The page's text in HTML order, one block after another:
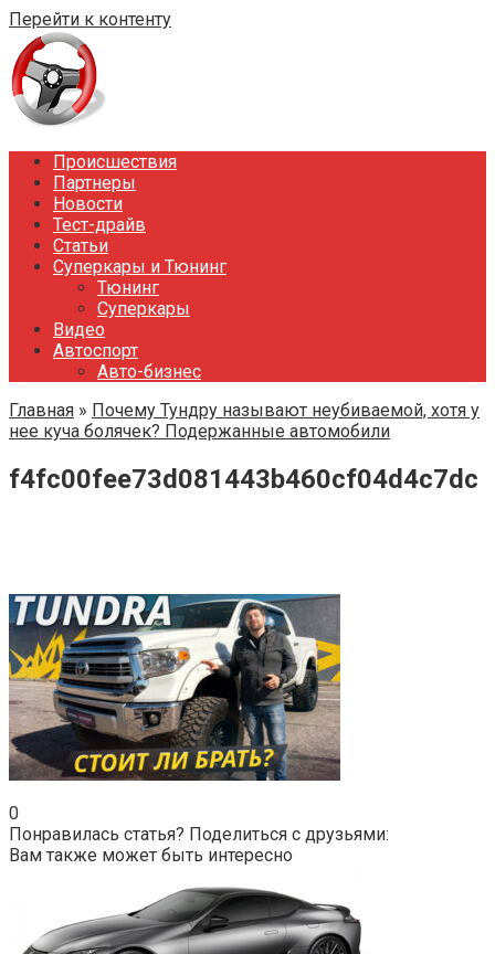
Перейти к контенту
Происшествия
Партнеры
Новости
Тест-драйв
Статьи
Суперкары и Тюнинг
Тюнинг
Суперкары
Видео
Автоспорт
Авто-бизнес
Главная » Почему Тундру называют неубиваемой, хотя у
нее куча болячек? Подержанные автомобили
f4fc00fee73d081443b460cf04d4c7dc
0
Понравилась статья? Поделиться с друзьями:
Вам также может быть интересно